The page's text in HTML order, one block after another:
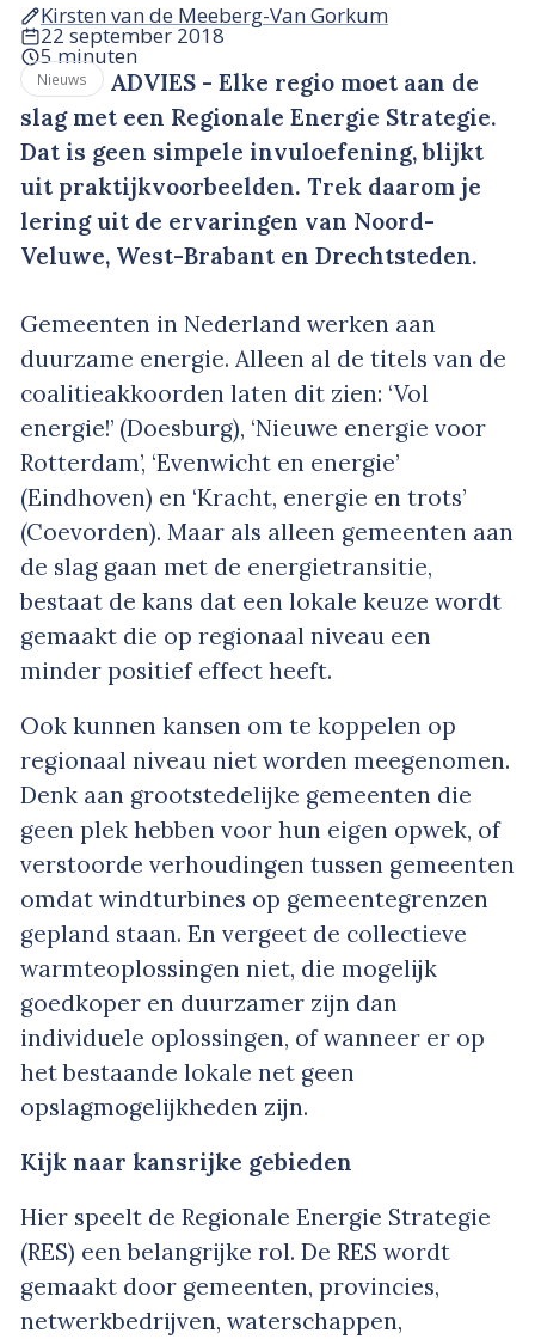
Kirsten van de Meeberg-Van Gorkum
22 september 2018
5 minuten
Nieuws
ADVIES - Elke regio moet aan de
slag met een Regionale Energie Strategie.
Dat is geen simpele invuloefening, blijkt
uit praktijkvoorbeelden. Trek daarom je
lering uit de ervaringen van Noord-
Veluwe, West-Brabant en Drechtsteden.
Gemeenten in Nederland werken aan
duurzame energie. Alleen al de titels van de
coalitieakkoorden laten dit zien: ‘Vol
energie!’ (Doesburg), ‘Nieuwe energie voor
Rotterdam’, ‘Evenwicht en energie’
(Eindhoven) en ‘Kracht, energie en trots’
(Coevorden). Maar als alleen gemeenten aan
de slag gaan met de energietransitie,
bestaat de kans dat een lokale keuze wordt
gemaakt die op regionaal niveau een
minder positief effect heeft.
Ook kunnen kansen om te koppelen op
regionaal niveau niet worden meegenomen.
Denk aan grootstedelijke gemeenten die
geen plek hebben voor hun eigen opwek, of
verstoorde verhoudingen tussen gemeenten
omdat windturbines op gemeentegrenzen
gepland staan. En vergeet de collectieve
warmteoplossingen niet, die mogelijk
goedkoper en duurzamer zijn dan
individuele oplossingen, of wanneer er op
het bestaande lokale net geen
opslagmogelijkheden zijn.
Kijk naar kansrijke gebieden
Hier speelt de Regionale Energie Strategie
(RES) een belangrijke rol. De RES wordt
gemaakt door gemeenten, provincies,
netwerkbedrijven, waterschappen,